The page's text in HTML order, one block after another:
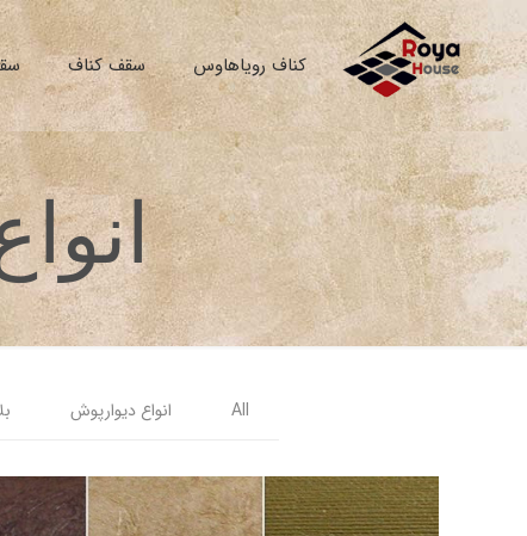
کناف رویاهاوس سقف کناف
All انواع دیوارپوش